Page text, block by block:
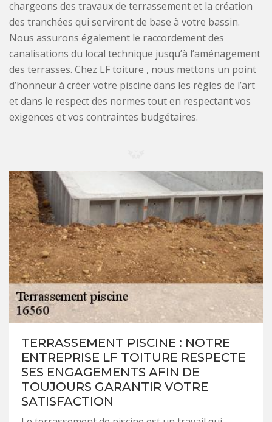
chargeons des travaux de terrassement et la création
des tranchées qui serviront de base à votre bassin.
Nous assurons également le raccordement des
canalisations du local technique jusqu’à l’aménagement
des terrasses. Chez LF toiture , nous mettons un point
d’honneur à créer votre piscine dans les règles de l’art
et dans le respect des normes tout en respectant vos
exigences et vos contraintes budgétaires.
TERRASSEMENT PISCINE : NOTRE
ENTREPRISE LF TOITURE RESPECTE
SES ENGAGEMENTS AFIN DE
TOUJOURS GARANTIR VOTRE
SATISFACTION